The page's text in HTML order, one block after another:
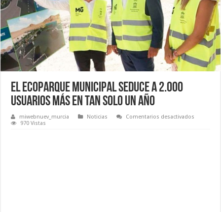
El ecoparque municipal seduce a 2.000
usuarios más en tan solo un año
miwebnuev_murcia Noticias Comentarios desactivados
970 Vistas